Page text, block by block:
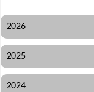
2026
2025
2024